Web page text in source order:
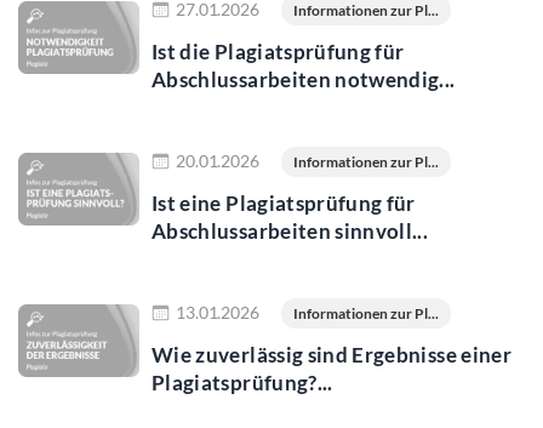
27.01.2026 Informationen zur Pl...
Ist die Plagiatsprüfung für
Abschlussarbeiten notwendig...
20.01.2026 Informationen zur Pl...
Ist eine Plagiatsprüfung für
Abschlussarbeiten sinnvoll...
13.01.2026 Informationen zur Pl...
Wie zuverlässig sind Ergebnisse einer
Plagiatsprüfung?...